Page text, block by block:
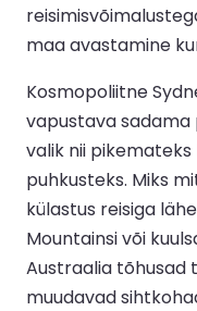
maa avastamine
Kosmopoliitne
vapustava
valik nii pikemateks
puhkusteks. Miks
külastus reisiga
Mountainsi või
Austraalia tõhusad
muudavad